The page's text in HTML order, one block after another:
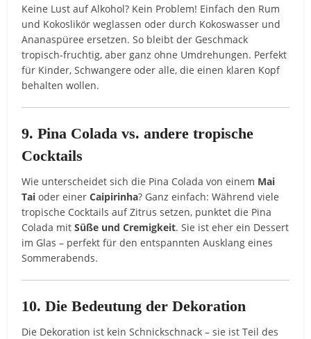
Keine Lust auf Alkohol? Kein Problem! Einfach den Rum
und Kokoslikör weglassen oder durch Kokoswasser und
Ananaspüree ersetzen. So bleibt der Geschmack
tropisch-fruchtig, aber ganz ohne Umdrehungen. Perfekt
für Kinder, Schwangere oder alle, die einen klaren Kopf
behalten wollen.
9. Pina Colada vs. andere tropische
Cocktails
Wie unterscheidet sich die Pina Colada von einem Mai
Tai oder einerCaipirinha? Ganz einfach: Während viele
tropische Cocktails auf Zitrus setzen, punktet die Pina
Colada mitSüße und Cremigkeit. Sie ist eher ein Dessert
im Glas – perfekt für den entspannten Ausklang eines
Sommerabends.
10. Die Bedeutung der Dekoration
Die Dekoration ist kein Schnickschnack – sie ist Teil des